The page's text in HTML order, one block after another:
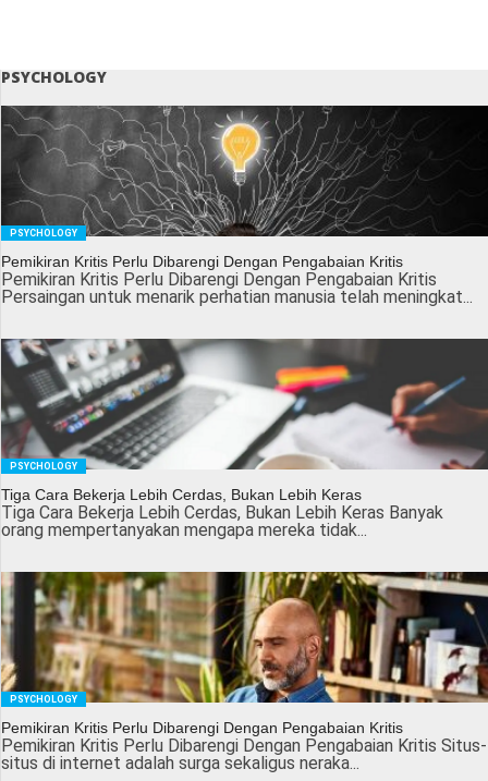
PSYCHOLOGY
PSYCHOLOGY
Pemikiran Kritis Perlu Dibarengi Dengan Pengabaian Kritis
Pemikiran Kritis Perlu Dibarengi Dengan Pengabaian Kritis
Persaingan untuk menarik perhatian manusia telah meningkat...
PSYCHOLOGY
Tiga Cara Bekerja Lebih Cerdas, Bukan Lebih Keras
Tiga Cara Bekerja Lebih Cerdas, Bukan Lebih Keras Banyak
orang mempertanyakan mengapa mereka tidak...
PSYCHOLOGY
Pemikiran Kritis Perlu Dibarengi Dengan Pengabaian Kritis
Pemikiran Kritis Perlu Dibarengi Dengan Pengabaian Kritis Situs-
situs di internet adalah surga sekaligus neraka...